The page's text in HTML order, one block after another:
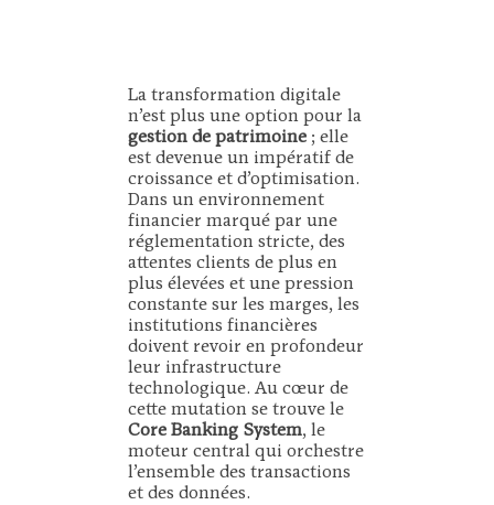
La transformation digitale
n’est plus une option pour la
gestion de patrimoine ; elle
est devenue un impératif de
croissance et d’optimisation.
Dans un environnement
financier marqué par une
réglementation stricte, des
attentes clients de plus en
plus élevées et une pression
constante sur les marges, les
institutions financières
doivent revoir en profondeur
leur infrastructure
technologique. Au cœur de
cette mutation se trouve le
Core Banking System, le
moteur central qui orchestre
l’ensemble des transactions
et des données.